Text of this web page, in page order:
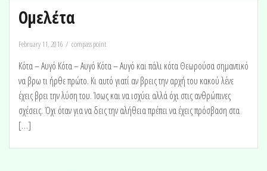
Ομελέτα
February 11, 2016 compass point
Κότα – Αυγό Κότα – Αυγό Κότα – Αυγό και πάλι κότα Θεωρούσα σημαντικό
να βρω τι ήρθε πρώτο. Κι αυτό γιατί αν βρεις την αρχή του κακού λένε
έχεις βρει την λύση του. Ίσως και να ισχύει αλλά όχι στις ανθρώπινες
σχέσεις. Όχι όταν για να δεις την αλήθεια πρέπει να έχεις πρόσβαση στα
[…]